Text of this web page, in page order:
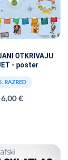
OTKRIVAJU
- poster
RAZRED
6,00 €